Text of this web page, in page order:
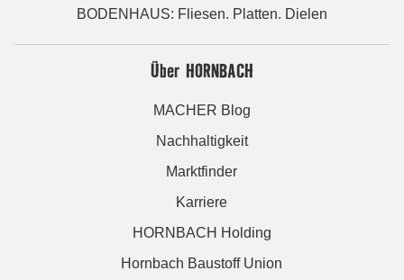
BODENHAUS: Fliesen. Platten. Dielen
Über HORNBACH
MACHER Blog
Nachhaltigkeit
Marktfinder
Karriere
HORNBACH Holding
Hornbach Baustoff Union